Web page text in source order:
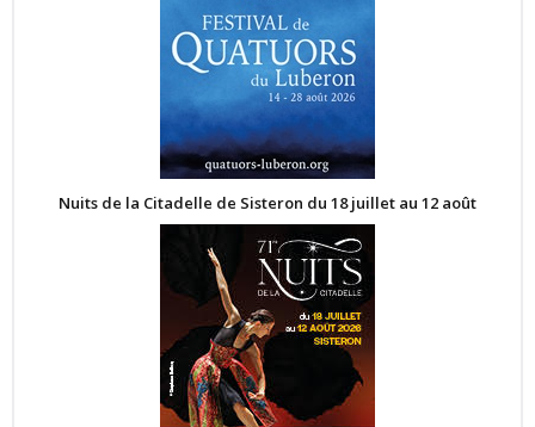
Nuits de la Citadelle de Sisteron du 18 juillet au 12 août